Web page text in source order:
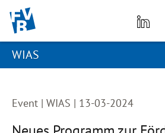
skip to main content
WIAS
Event | WIAS | 13-03-2024